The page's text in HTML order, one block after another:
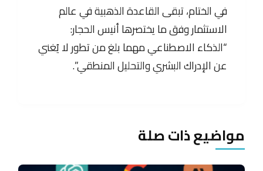
في الختام، تبقى القاعدة الذهبية في عالم
الاستثمار وفق ما يختصرها أنيس الحجار:
“الذكاء الاصطناعي مهما بلغ من تطور لا يُغني
عن الإدراك البشري والتحليل المنطقي”.
مواضيع ذات صلة